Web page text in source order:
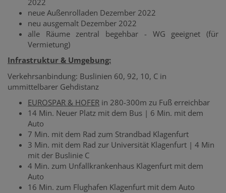
neue Außenrolladen Dezember 2022
neu ausgemalt Dezember 2022
alle Räume zentral begehbar - WG geeignet (für
Vermietung)
Infrastruktur & Umgebung:
Verkehrsanbindung: Buslinien 60, 92, 10, C in
ummittelbarer Gehdistanz
EUROSPAR & HOFER in 280-300m zu Fuß erreichbar
14 Min. Neuer Platz mit dem Bus | 6 Min. mit dem
Auto
7 Min. mit dem Rad zum Strandbad Klagenfurt
3 Min. mit dem Rad zur Universität Klagenfurt | 4 Min
mit der Buslinie C
4 Min. zum Unfallkrankenhaus Klagenfurt mit dem
Auto
16 Min. zum Flughafen Klagenfurt mit dem Auto